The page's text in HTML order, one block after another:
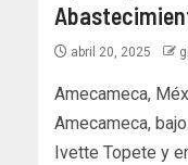
abril 20, 2025
Amecameca,
Amecameca,
Ivette Topete y